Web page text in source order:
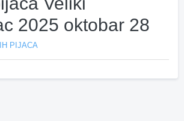
2025 oktobar 28
PIJACA